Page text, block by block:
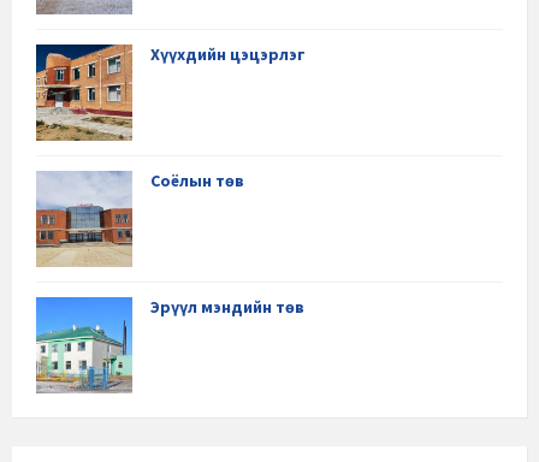
Хүүхдийн цэцэрлэг
Соёлын төв
Эрүүл мэндийн төв